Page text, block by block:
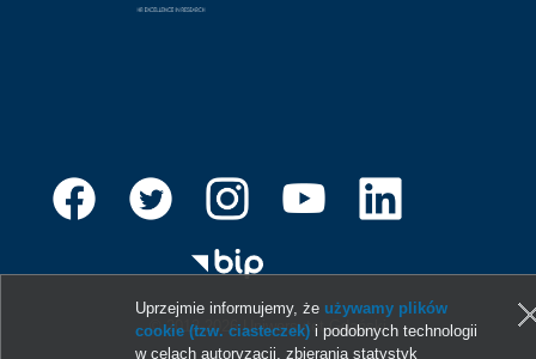
© 2013-2026 Uniwersytet Gdański
Uprzejmie informujemy, że używamy plików
cookie (tzw. ciasteczek) i podobnych technologii
w celach autoryzacji, zbierania statystyk